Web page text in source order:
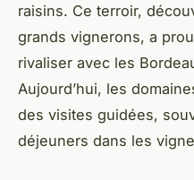
raisins. Ce terroir,
grands vignerons, a
rivaliser avec les
Aujourd’hui, les
des visites guidées,
déjeuners dans les